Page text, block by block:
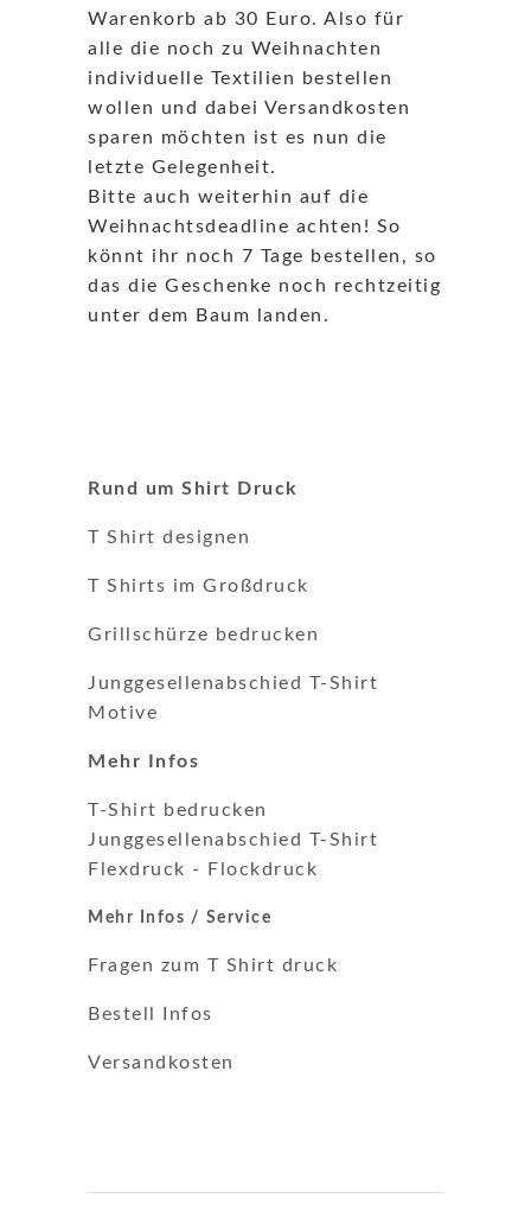
Warenkorb ab 30 Euro. Also für
alle die noch zu Weihnachten
individuelle Textilien bestellen
wollen und dabei Versandkosten
sparen möchten ist es nun die
letzte Gelegenheit.
Bitte auch weiterhin auf die
Weihnachtsdeadline achten! So
könnt ihr noch 7 Tage bestellen, so
das die Geschenke noch rechtzeitig
unter dem Baum landen.
Rund um Shirt Druck
T Shirt designen
T Shirts im Großdruck
Grillschürze bedrucken
Junggesellenabschied T-Shirt
Motive
Mehr Infos
T-Shirt bedrucken
Junggesellenabschied T-Shirt
Flexdruck - Flockdruck
Mehr Infos / Service
Fragen zum T Shirt druck
Bestell Infos
Versandkosten